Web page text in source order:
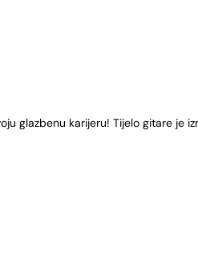
glazbenu karijeru! Tijelo gitare je